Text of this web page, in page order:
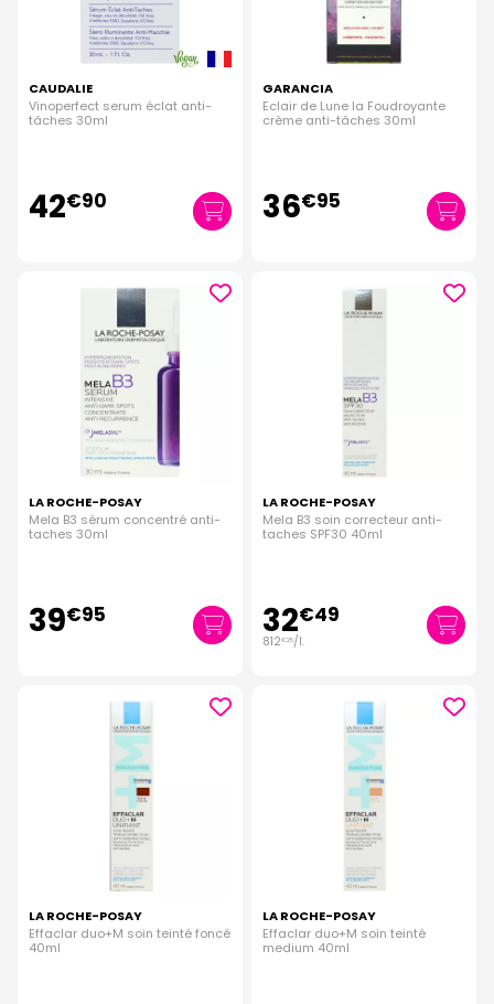
CAUDALIE
Vinoperfect serum éclat anti-
tâches 30ml
42€90
GARANCIA
Eclair de Lune la Foudroyante
crème anti-tâches 30ml
36€95
LA ROCHE-POSAY
Mela B3 sérum concentré anti-
taches 30ml
39€95
LA ROCHE-POSAY
Mela B3 soin correcteur anti-
taches SPF30 40ml
32€49
812€25/l.
LA ROCHE-POSAY
Effaclar duo+M soin teinté foncé
40ml
LA ROCHE-POSAY
Effaclar duo+M soin teinté
medium 40ml